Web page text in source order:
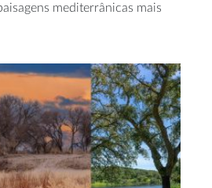
mediterrânicas mais